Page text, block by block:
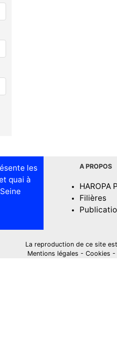
les
quai à
A PROPOS
HAROPA
Filières
La reproduction de ce site
Mentions légales - Cookies -